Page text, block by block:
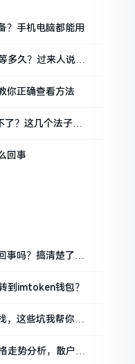
？手机电脑都能用
多久？过来人说说
你正确查看方法
？这几个法子能
回事
事吗？搞清楚了再
到imtoken钱包？
，这些坑我帮你趟
走势分析，散户如